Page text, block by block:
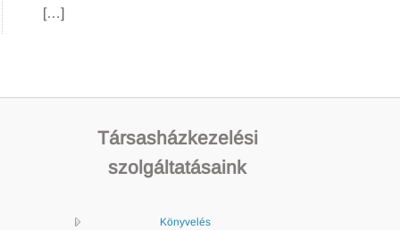
[…]
Társasházkezelési
szolgáltatásaink
Könyvelés